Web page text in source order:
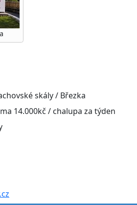
skály / Březka
14.000kč / chalupa za týden